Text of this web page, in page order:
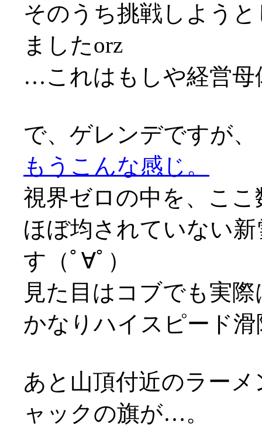
そのうち挑戦しよう
ましたorz
…これはもしや経営母
で、ゲレンデですが、
もうこんな感じ。
視界ゼロの中を、こ
ほぼ均されていない
す（ﾟ∀ﾟ）
見た目はコブでも実
かなりハイスピード
あと山頂付近のラー
ャックの旗が…。